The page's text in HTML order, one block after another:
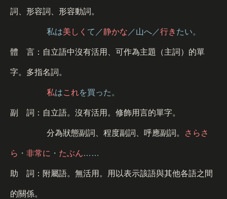
詞、形容詞、形容動詞。
私は美しく て／静かな ／山へ／行き たい。
體 言：自立語中沒有活用、可作為主題（主詞）的單
字。多指名詞。
私はこれを買った。
副 詞：自立語。沒有活用。修飾用言的單字。
分為狀態副詞、程度副詞、呼應副詞。 さらさ
ら ・ 非常に ・ たぶん……
助 詞：附屬語。無活用。用以表示該語與其他各語之間
的關係。